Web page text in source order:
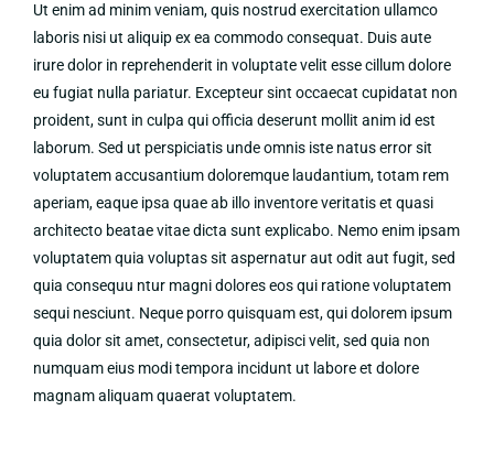
Ut enim ad minim veniam, quis nostrud exercitation ullamco
laboris nisi ut aliquip ex ea commodo consequat. Duis aute
irure dolor in reprehenderit in voluptate velit esse cillum dolore
eu fugiat nulla pariatur. Excepteur sint occaecat cupidatat non
proident, sunt in culpa qui officia deserunt mollit anim id est
laborum. Sed ut perspiciatis unde omnis iste natus error sit
voluptatem accusantium doloremque laudantium, totam rem
aperiam, eaque ipsa quae ab illo inventore veritatis et quasi
architecto beatae vitae dicta sunt explicabo. Nemo enim ipsam
voluptatem quia voluptas sit aspernatur aut odit aut fugit, sed
quia consequu ntur magni dolores eos qui ratione voluptatem
sequi nesciunt. Neque porro quisquam est, qui dolorem ipsum
quia dolor sit amet, consectetur, adipisci velit, sed quia non
numquam eius modi tempora incidunt ut labore et dolore
magnam aliquam quaerat voluptatem.